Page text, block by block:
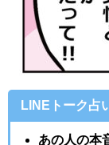
LINEトーク占
あの人の本